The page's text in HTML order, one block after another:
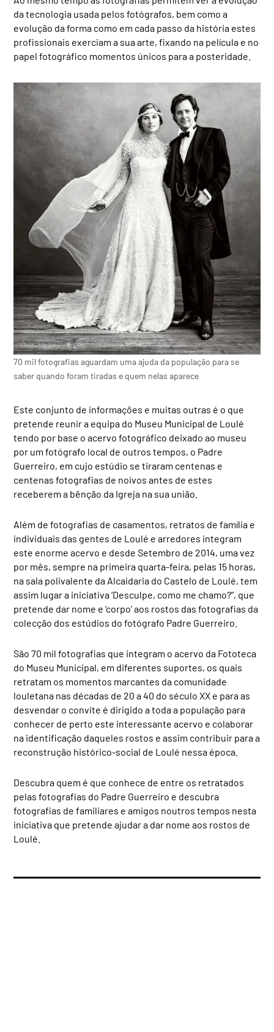
da tecnologia usada pelos fotógrafos, bem como a
evolução da forma como em cada passo da história estes
profissionais exerciam a sua arte, fixando na película e no
papel fotográfico momentos únicos para a posteridade.
70 mil fotografias aguardam uma ajuda da população para se
saber quando foram tiradas e quem nelas aparece
Este conjunto de informações e muitas outras é o que
pretende reunir a equipa do Museu Municipal de Loulé
tendo por base o acervo fotográfico deixado ao museu
por um fotógrafo local de outros tempos, o Padre
Guerreiro, em cujo estúdio se tiraram centenas e
centenas fotografias de noivos antes de estes
receberem a bênção da Igreja na sua união.
Além de fotografias de casamentos, retratos de família e
individuais das gentes de Loulé e arredores integram
este enorme acervo e desde Setembro de 2014, uma vez
por mês, sempre na primeira quarta-feira, pelas 15 horas,
na sala polivalente da Alcaidaria do Castelo de Loulé, tem
assim lugar a iniciativa ‘Desculpe, como me chamo?”, que
pretende dar nome e ‘corpo’ aos rostos das fotografias da
colecção dos estúdios do fotógrafo Padre Guerreiro.
São 70 mil fotografias que integram o acervo da Fototeca
do Museu Municipal, em diferentes suportes, os quais
retratam os momentos marcantes da comunidade
louletana nas décadas de 20 a 40 do século XX e para as
desvendar o convite é dirigido a toda a população para
conhecer de perto este interessante acervo e colaborar
na identificação daqueles rostos e assim contribuir para a
reconstrução histórico-social de Loulé nessa época.
Descubra quem é que conhece de entre os retratados
pelas fotografias do Padre Guerreiro e descubra
fotografias de familiares e amigos noutros tempos nesta
iniciativa que pretende ajudar a dar nome aos rostos de
Loulé.